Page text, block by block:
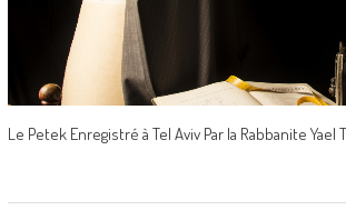
Le Petek Enregistré à Tel Aviv Par la Rabbanite Yael